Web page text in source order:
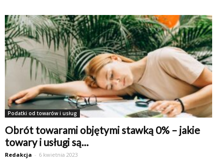
Podatki od towarów i usług
Obrót towarami objętymi stawką 0% – jakie
towary i usługi są...
Redakcja - 6 kwietnia 2023